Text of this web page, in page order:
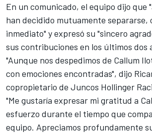
En un comunicado, el equipo dijo que
han decidido mutuamente separarse,
inmediato" y expresó su "sincero
sus contribuciones en los últimos dos
"Aunque nos despedimos de Callum
con emociones encontradas", dijo
copropietario de Juncos Hollinger
"Me gustaría expresar mi gratitud a
esfuerzo durante el tiempo que
equipo. Apreciamos profundamente